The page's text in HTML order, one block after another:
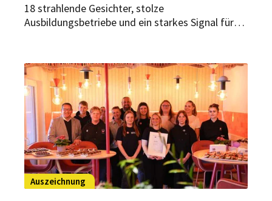
18 strahlende Gesichter, stolze
Ausbildungsbetriebe und ein starkes Signal für
wurden Top-Absolventen aus zwölf
AllgäuTopHotels für ihre hervorragenden
Leistungen ausgezeichnet.
Auszeichnung